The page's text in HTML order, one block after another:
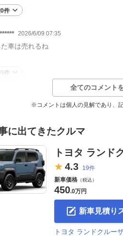
件
2026/6/09 07:35
車は売れるね
件
全てのコメント
※コメントは個人の見解であり、
に出てきたクルマ
トヨタ ランド
4.3
19件
新車価格 （税込）
450.0万円
新車見積り
トヨタ ランドクルー